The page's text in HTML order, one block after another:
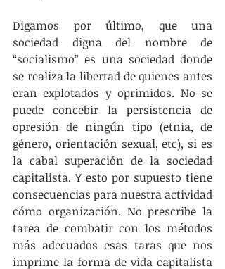
Digamos por último, que una
sociedad digna del nombre de
“socialismo” es una sociedad donde
se realiza la libertad de quienes antes
eran explotados y oprimidos. No se
puede concebir la persistencia de
opresión de ningún tipo (etnia, de
género, orientación sexual, etc), si es
la cabal superación de la sociedad
capitalista. Y esto por supuesto tiene
consecuencias para nuestra actividad
cómo organización. No prescribe la
tarea de combatir con los métodos
más adecuados esas taras que nos
imprime la forma de vida capitalista